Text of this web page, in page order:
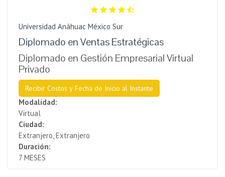
Universidad Anáhuac México Sur
Diplomado en Ventas Estratégicas
Diplomado en Gestión Empresarial Virtual
Privado
Recibir Costos y Fecha de Inicio al Instante
Modalidad:
Virtual
Ciudad:
Extranjero, Extranjero
Duración:
7 MESES